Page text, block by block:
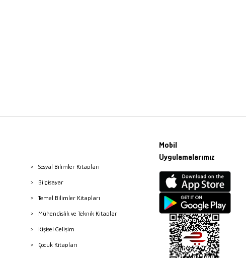
Sosyal Bilimler Kitapları
Bilgisayar
Temel Bilimler Kitapları
Mühendislik ve Teknik Kitaplar
Kişisel Gelişim
Çocuk Kitapları
Mobil
Uygulamalarımız